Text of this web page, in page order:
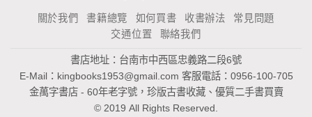
關於我們 書籍總覽 如何買書 收書辦法
常見問題
交通位置
聯絡我們
書店地址：台南市中西區忠義路二段6號
E-Mail： kingbooks1953@gmail.com 客服電話：0956-100-705
金萬字書店 - 60年老字號，珍版古書收藏、優質二手書買賣
© 2019 All Rights Reserved.